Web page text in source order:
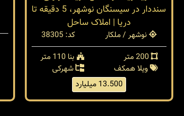
سنددار در سیسنگان نوشهر، 5 دقیقه تا
دریا | املاک ساحل
نوشهر / ملکار
کد: 38305
بنا 110 متر
ویلا همکف
شهرکی
13.500 میلیارد